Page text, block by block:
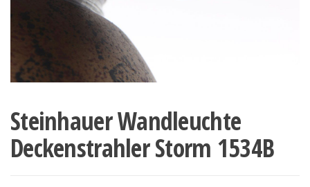
Steinhauer Wandleuchte
Deckenstrahler Storm 1534B